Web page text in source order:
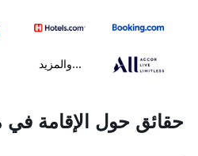
...والمزيد
حقائق حول الإقامة في